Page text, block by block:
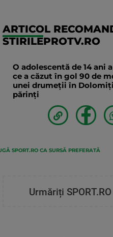
ARTICOL
STIRILEPROTV.RO
O adolescentă de 14 ani
ce a căzut în gol 90 de
unei drumeții în
părinți
SPORT.RO CA SURSĂ PREFERATĂ
Urmăriți